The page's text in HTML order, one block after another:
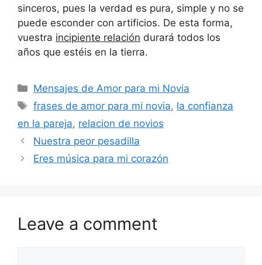
sinceros, pues la verdad es pura, simple y no se
puede esconder con artificios. De esta forma,
vuestra incipiente relación durará todos los
años que estéis en la tierra.
Categories
Mensajes de Amor para mi Novia
Tags
frases de amor para mi novia, la confianza
en la pareja, relacion de novios
Nuestra peor pesadilla
Eres música para mi corazón
Leave a comment